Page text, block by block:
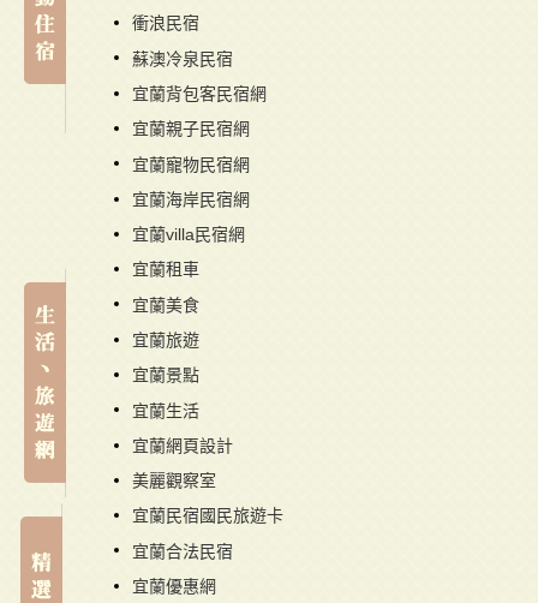
衝浪民宿
蘇澳冷泉民宿
宜蘭背包客民宿網
宜蘭親子民宿網
宜蘭寵物民宿網
宜蘭海岸民宿網
宜蘭villa民宿網
宜蘭租車
宜蘭美食
宜蘭旅遊
宜蘭景點
宜蘭生活
宜蘭網頁設計
美麗觀察室
宜蘭民宿國民旅遊卡
宜蘭合法民宿
宜蘭優惠網